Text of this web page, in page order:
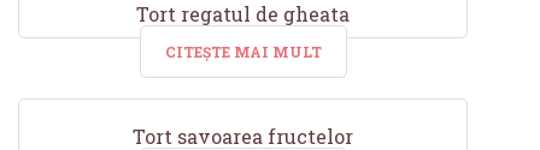
Tort regatul de gheata
CITEȘTE MAI MULT
Tort savoarea fructelor